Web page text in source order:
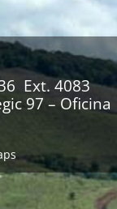
Ext. 4083
97 – Oficina